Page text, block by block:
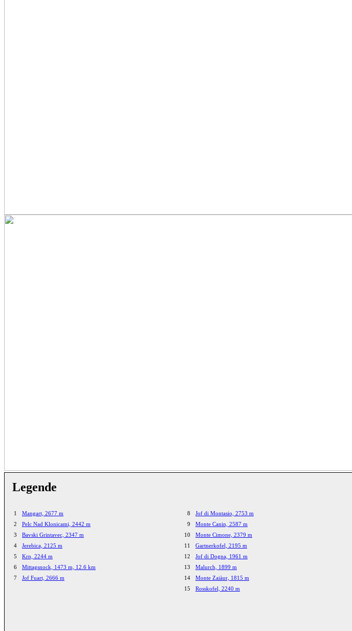
Legende
1
Mangart, 2677 m
2
Pelc Nad Klonicami, 2442 m
3
Bavski Grintavec, 2347 m
4
Jerebica, 2125 m
5
Krn, 2244 m
6
Mittagsnock, 1473 m, 12.6 km
7
Jof Fuart, 2666 m
8
Jof di Montasio, 2753 m
9
Monte Canin, 2587 m
10
Monte Cimone, 2379 m
11
Gartnerkofel, 2195 m
12
Jof di Dogna, 1961 m
13
Malurch, 1899 m
14
Monte Zaiàur, 1815 m
15
Rosskofel, 2240 m